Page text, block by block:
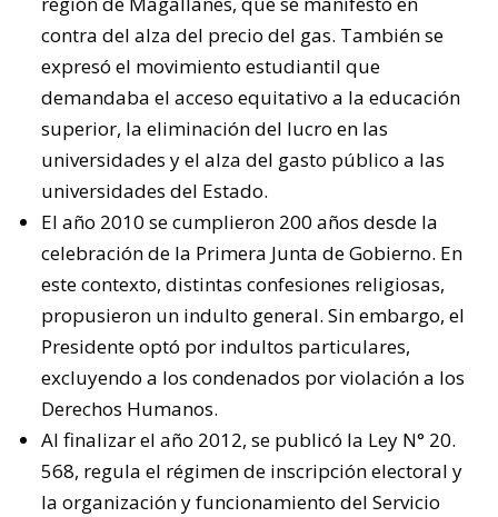
contra del alza del precio del gas. También se
expresó el movimiento estudiantil que
demandaba el acceso equitativo a la educación
superior, la eliminación del lucro en las
universidades y el alza del gasto público a las
universidades del Estado.
El año 2010 se cumplieron 200 años desde la
celebración de la Primera Junta de Gobierno. En
este contexto, distintas confesiones religiosas,
propusieron un indulto general. Sin embargo, el
Presidente optó por indultos particulares,
excluyendo a los condenados por violación a los
Derechos Humanos.
Al finalizar el año 2012, se publicó la Ley N° 20.
568, regula el régimen de inscripción electoral y
la organización y funcionamiento del Servicio